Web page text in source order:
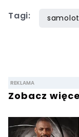
Tagi: samolot